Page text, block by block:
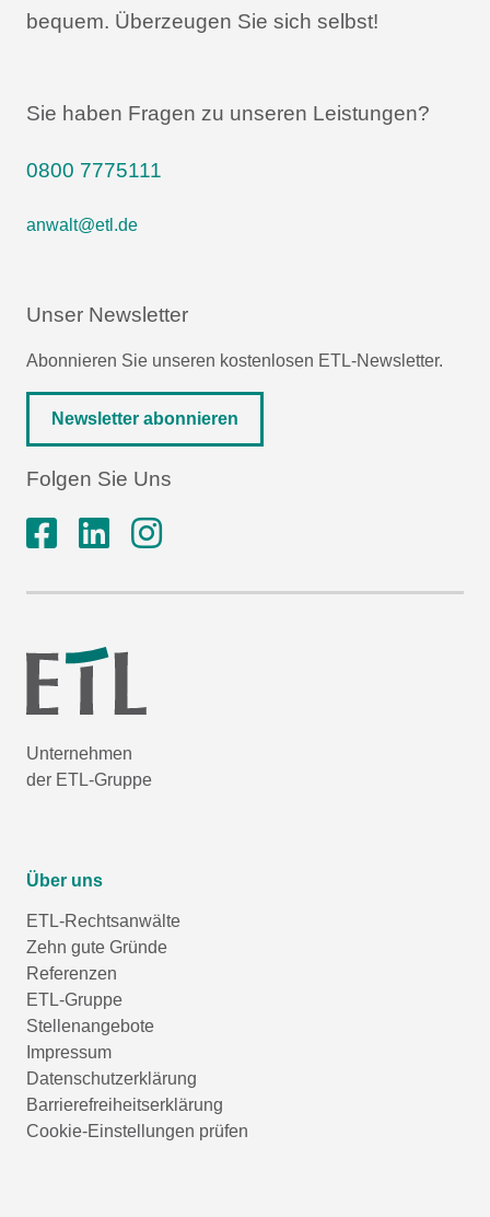
bequem. Überzeugen Sie sich selbst!
Sie haben Fragen zu unseren Leistungen?
0800 7775111
anwalt@etl.de
Unser Newsletter
Abonnieren Sie unseren kostenlosen ETL-Newsletter.
Newsletter abonnieren
Folgen Sie Uns
Unternehmen
der ETL-Gruppe
Über uns
ETL-Rechtsanwälte
Zehn gute Gründe
Referenzen
ETL-Gruppe
Stellenangebote
Impressum
Datenschutzerklärung
Barrierefreiheitserklärung
Cookie-Einstellungen prüfen